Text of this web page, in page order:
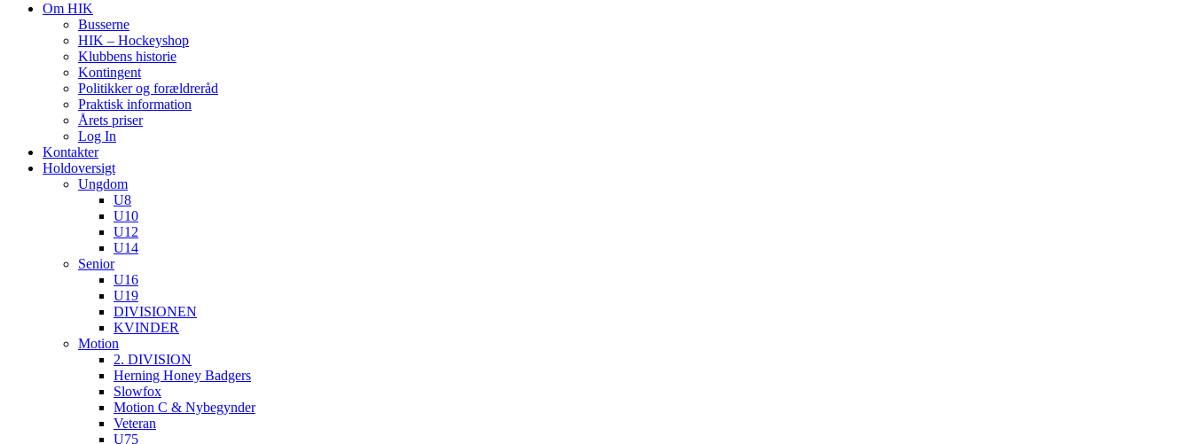
Om HIK
Busserne
HIK – Hockeyshop
Klubbens historie
Kontingent
Politikker og forældreråd
Praktisk information
Årets priser
Log In
Kontakter
Holdoversigt
Ungdom
U8
U10
U12
U14
Senior
U16
U19
DIVISIONEN
KVINDER
Motion
2. DIVISION
Herning Honey Badgers
Slowfox
Motion C & Nybegynder
Veteran
U75